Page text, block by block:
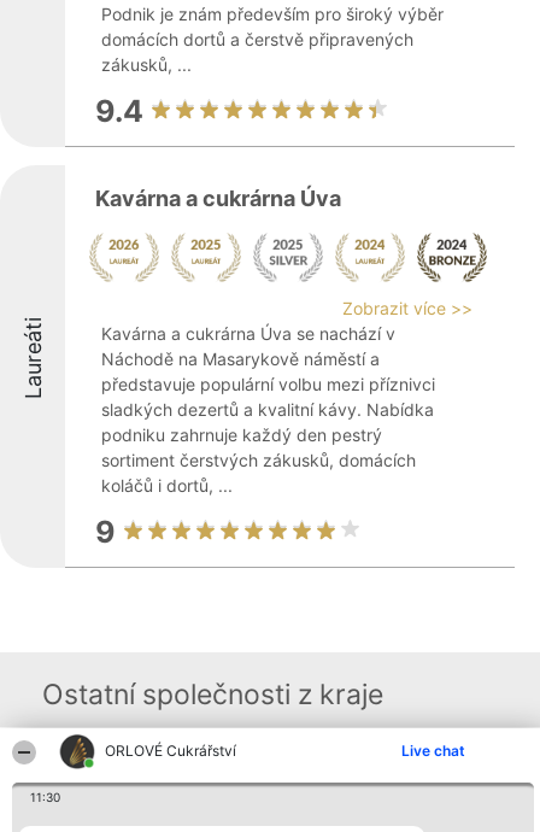
ORLOVÉ Cukrářství Live chat
11:30
Podnik je znám především pro široký výběr
domácích dortů a čerstvě připravených
zákusků, ...
9.4
Laureáti
Kavárna a cukrárna Úva
Zobrazit více >>
Kavárna a cukrárna Úva se nachází v
Náchodě na Masarykově náměstí a
představuje populární volbu mezi příznivci
sladkých dezertů a kvalitní kávy. Nabídka
podniku zahrnuje každý den pestrý
sortiment čerstvých zákusků, domácích
koláčů i dortů, ...
9
Ostatní společnosti z kraje
Organizátor hlasování
Bright Side Solutions sp. z o.
ul. Ruska 22
Vítězové
laureátů
Kontakt